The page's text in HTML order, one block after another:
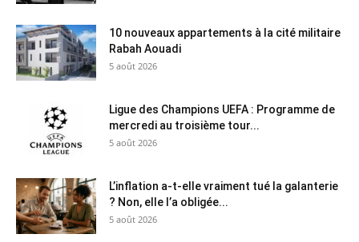
10 nouveaux appartements à la cité militaire
Rabah Aouadi
5 août 2026
Ligue des Champions UEFA : Programme de
mercredi au troisième tour...
5 août 2026
L’inflation a-t-elle vraiment tué la galanterie
? Non, elle l’a obligée...
5 août 2026